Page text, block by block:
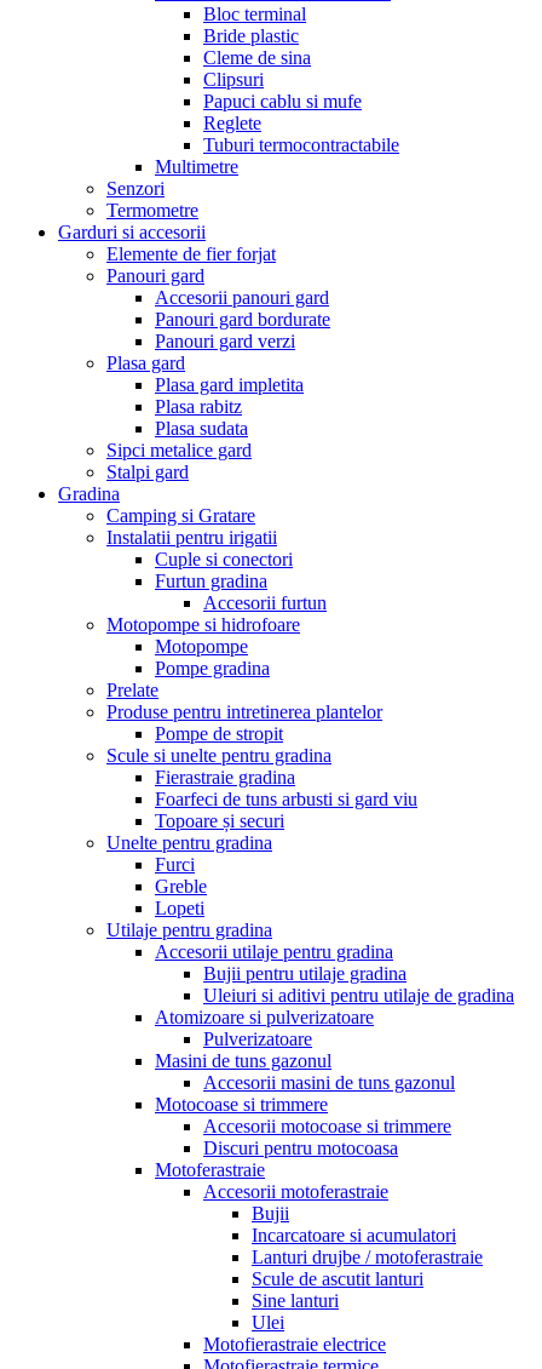
Bloc terminal
Bride plastic
Cleme de sina
Clipsuri
Papuci cablu si mufe
Reglete
Tuburi termocontractabile
Multimetre
Senzori
Termometre
Garduri si accesorii
Elemente de fier forjat
Panouri gard
Accesorii panouri gard
Panouri gard bordurate
Panouri gard verzi
Plasa gard
Plasa gard impletita
Plasa rabitz
Plasa sudata
Sipci metalice gard
Stalpi gard
Gradina
Camping si Gratare
Instalatii pentru irigatii
Cuple si conectori
Furtun gradina
Accesorii furtun
Motopompe si hidrofoare
Motopompe
Pompe gradina
Prelate
Produse pentru intretinerea plantelor
Pompe de stropit
Scule si unelte pentru gradina
Fierastraie gradina
Foarfeci de tuns arbusti si gard viu
Topoare și securi
Unelte pentru gradina
Furci
Greble
Lopeti
Utilaje pentru gradina
Accesorii utilaje pentru gradina
Bujii pentru utilaje gradina
Uleiuri si aditivi pentru utilaje de gradina
Atomizoare si pulverizatoare
Pulverizatoare
Masini de tuns gazonul
Accesorii masini de tuns gazonul
Motocoase si trimmere
Accesorii motocoase si trimmere
Discuri pentru motocoasa
Motoferastraie
Accesorii motoferastraie
Bujii
Incarcatoare si acumulatori
Lanturi drujbe / motoferastraie
Scule de ascutit lanturi
Sine lanturi
Ulei
Motofierastraie electrice